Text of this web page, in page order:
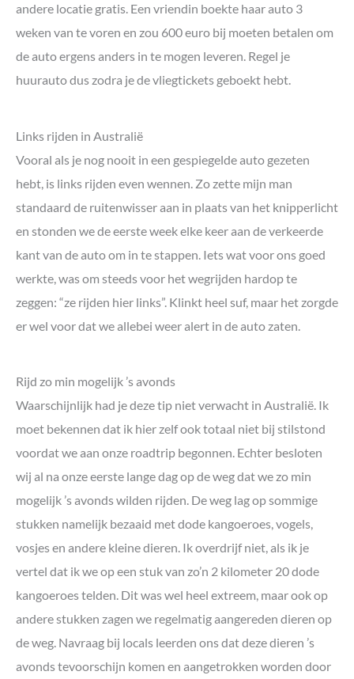
andere locatie gratis. Een vriendin boekte haar auto 3
weken van te voren en zou 600 euro bij moeten betalen om
de auto ergens anders in te mogen leveren. Regel je
huurauto dus zodra je de vliegtickets geboekt hebt.
Links rijden in Australië
Vooral als je nog nooit in een gespiegelde auto gezeten
hebt, is links rijden even wennen. Zo zette mijn man
standaard de ruitenwisser aan in plaats van het knipperlicht
en stonden we de eerste week elke keer aan de verkeerde
kant van de auto om in te stappen. Iets wat voor ons goed
werkte, was om steeds voor het wegrijden hardop te
zeggen: “ze rijden hier links”. Klinkt heel suf, maar het zorgde
er wel voor dat we allebei weer alert in de auto zaten.
Rijd zo min mogelijk ’s avonds
Waarschijnlijk had je deze tip niet verwacht in Australië. Ik
moet bekennen dat ik hier zelf ook totaal niet bij stilstond
voordat we aan onze roadtrip begonnen. Echter besloten
wij al na onze eerste lange dag op de weg dat we zo min
mogelijk ’s avonds wilden rijden. De weg lag op sommige
stukken namelijk bezaaid met dode kangoeroes, vogels,
vosjes en andere kleine dieren. Ik overdrijf niet, als ik je
vertel dat ik we op een stuk van zo’n 2 kilometer 20 dode
kangoeroes telden. Dit was wel heel extreem, maar ook op
andere stukken zagen we regelmatig aangereden dieren op
de weg. Navraag bij locals leerden ons dat deze dieren ’s
avonds tevoorschijn komen en aangetrokken worden door